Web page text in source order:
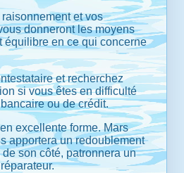
et vos
donneront les moyens
équilibre en ce qui concerne
et recherchez
si vous êtes en difficulté
ou de crédit.
excellente forme. Mars
apportera un redoublement
son côté, patronnera un